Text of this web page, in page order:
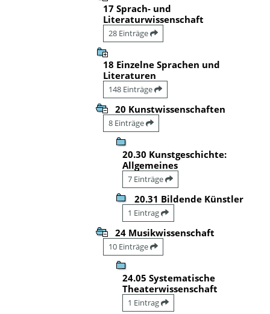
17 Sprach- und
Literaturwissenschaft
28 Einträge
18 Einzelne Sprachen und
Literaturen
148 Einträge
20 Kunstwissenschaften
8 Einträge
20.30 Kunstgeschichte:
Allgemeines
7 Einträge
20.31 Bildende Künstler
1 Eintrag
24 Musikwissenschaft
10 Einträge
24.05 Systematische
Theaterwissenschaft
1 Eintrag